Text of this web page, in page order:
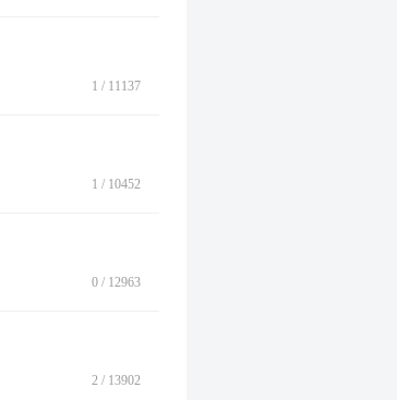
1 / 11137
1 / 10452
0 / 12963
2 / 13902